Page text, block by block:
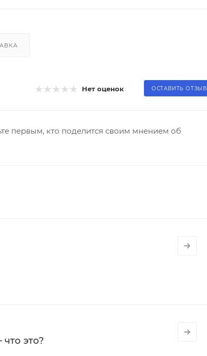
Нет оценок ОСТАВИТЬ ОТЗЫВ
первым, кто поделится своим мнением об
это?